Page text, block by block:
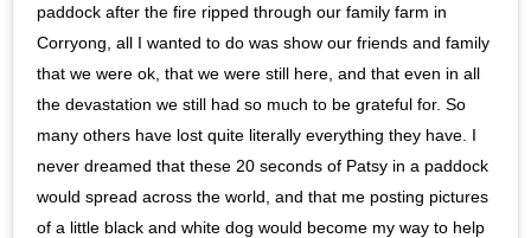
paddock after the fire ripped through our family farm in
Corryong, all I wanted to do was show our friends and family
that we were ok, that we were still here, and that even in all
the devastation we still had so much to be grateful for. So
many others have lost quite literally everything they have. I
never dreamed that these 20 seconds of Patsy in a paddock
would spread across the world, and that me posting pictures
of a little black and white dog would become my way to help